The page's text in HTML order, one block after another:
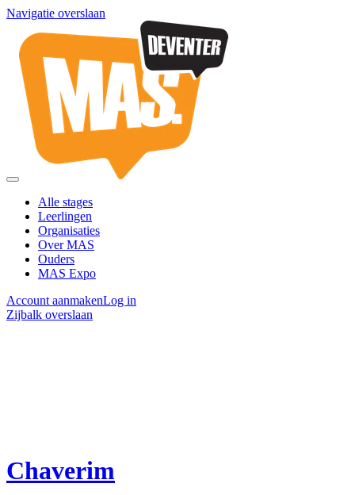
Navigatie overslaan
Alle stages
Leerlingen
Organisaties
Over MAS
Ouders
MAS Expo
Account aanmakenLog in
Zijbalk overslaan
Chaverim